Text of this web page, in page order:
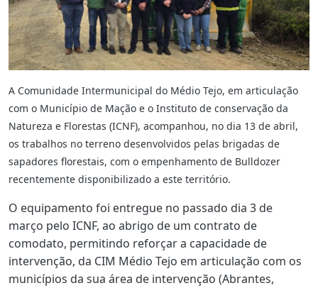
A Comunidade Intermunicipal do Médio Tejo, em articulação
com o Município de Mação e o Instituto de conservação da
Natureza e Florestas (ICNF), acompanhou, no dia 13 de abril,
os trabalhos no terreno desenvolvidos pelas brigadas de
sapadores florestais, com o empenhamento de Bulldozer
recentemente disponibilizado a este território.
O equipamento foi entregue no passado dia 3 de
março pelo ICNF, ao abrigo de um contrato de
comodato, permitindo reforçar a capacidade de
intervenção, da CIM Médio Tejo em articulação com os
municípios da sua área de intervenção (Abrantes,